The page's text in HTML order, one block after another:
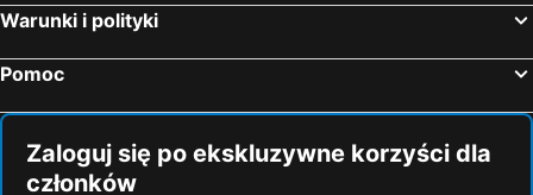
Warunki i polityki
Pomoc
Zaloguj się po ekskluzywne korzyści dla
członków